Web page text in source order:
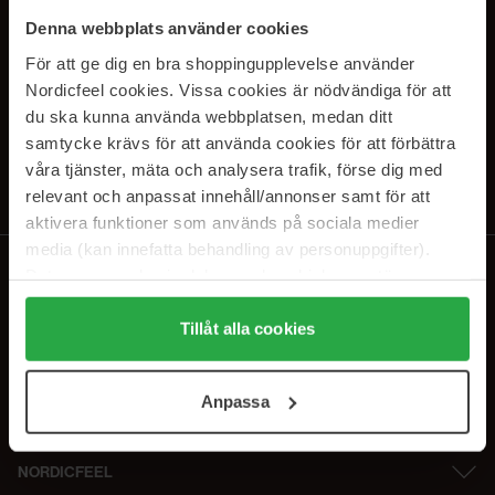
Denna webbplats använder cookies
För att ge dig en bra shoppingupplevelse använder
Nordicfeel cookies. Vissa cookies är nödvändiga för att
du ska kunna använda webbplatsen, medan ditt
samtycke krävs för att använda cookies för att förbättra
våra tjänster, mäta och analysera trafik, förse dig med
relevant och anpassat innehåll/annonser samt för att
aktivera funktioner som används på sociala medier
media (kan innefatta behandling av personuppgifter).
Genom att trycka på "Tillåt alla cookies" accepterar du
alla cookies, medan du under "Detaljer" kan anpassa
användningen av cookies. Du kan när som helst återkalla
samt vår Integritetspolicy.
Tillåt alla cookies
Anpassa
PRENUMERERA PÅ VÅRA
NYHETSBREV
E-postadress
Genom att prenumerera accepterar du vårIntegritetspolicy.
NORDICFEEL